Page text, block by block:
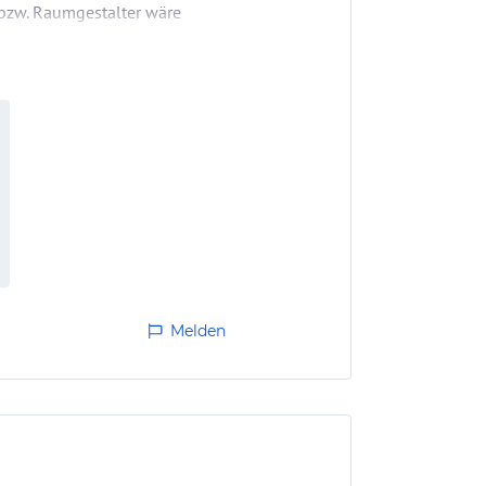
Raumgestalter wäre
Melden